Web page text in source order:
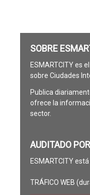
SOBRE
ESMARTCITY es
sobre Ciudades
Publica
ofrece la
sector.
AUDITADO
ESMARTCITY
TRÁFICO WEB